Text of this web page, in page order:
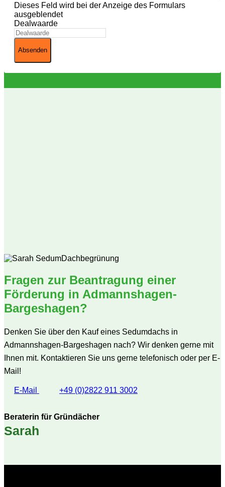
Dieses Feld wird bei der Anzeige des Formulars
ausgeblendet
Dealwaarde
Fragen zur Beantragung einer
Förderung in Admannshagen-
Bargeshagen?
Denken Sie über den Kauf eines Sedumdachs in
Admannshagen-Bargeshagen nach? Wir denken gerne mit
Ihnen mit. Kontaktieren Sie uns gerne telefonisch oder per E-
Mail!
E-Mail +49 (0)2822 911 3002
Beraterin für Gründächer
Sarah